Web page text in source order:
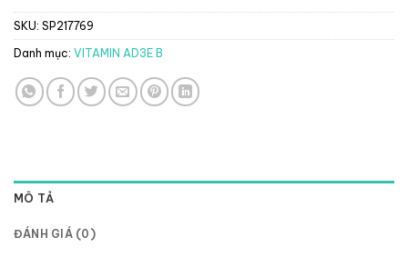
SKU: SP217769
Danh mục: VITAMIN AD3E B
MÔ TẢ
ĐÁNH GIÁ (0)